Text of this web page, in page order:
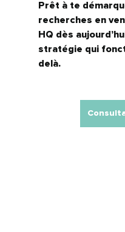
Prêt à te
recherches en
HQ dès
stratégie qui
delà.